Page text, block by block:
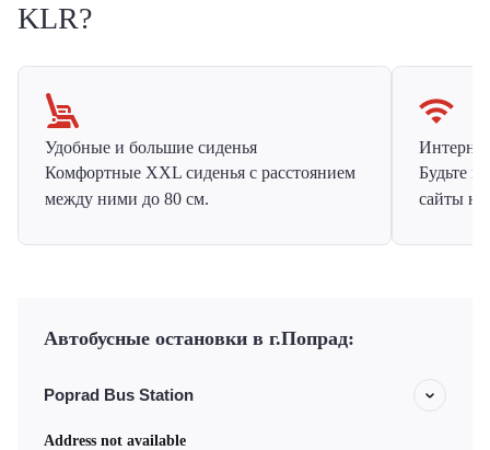
KLR?
Удобные и большие сиденья
Комфортные XXL сиденья с расстоянием
между ними до 80 см.
Будьте
сайты на
Автобусные остановки в г.Попрад:
Poprad Bus Station
Address not available